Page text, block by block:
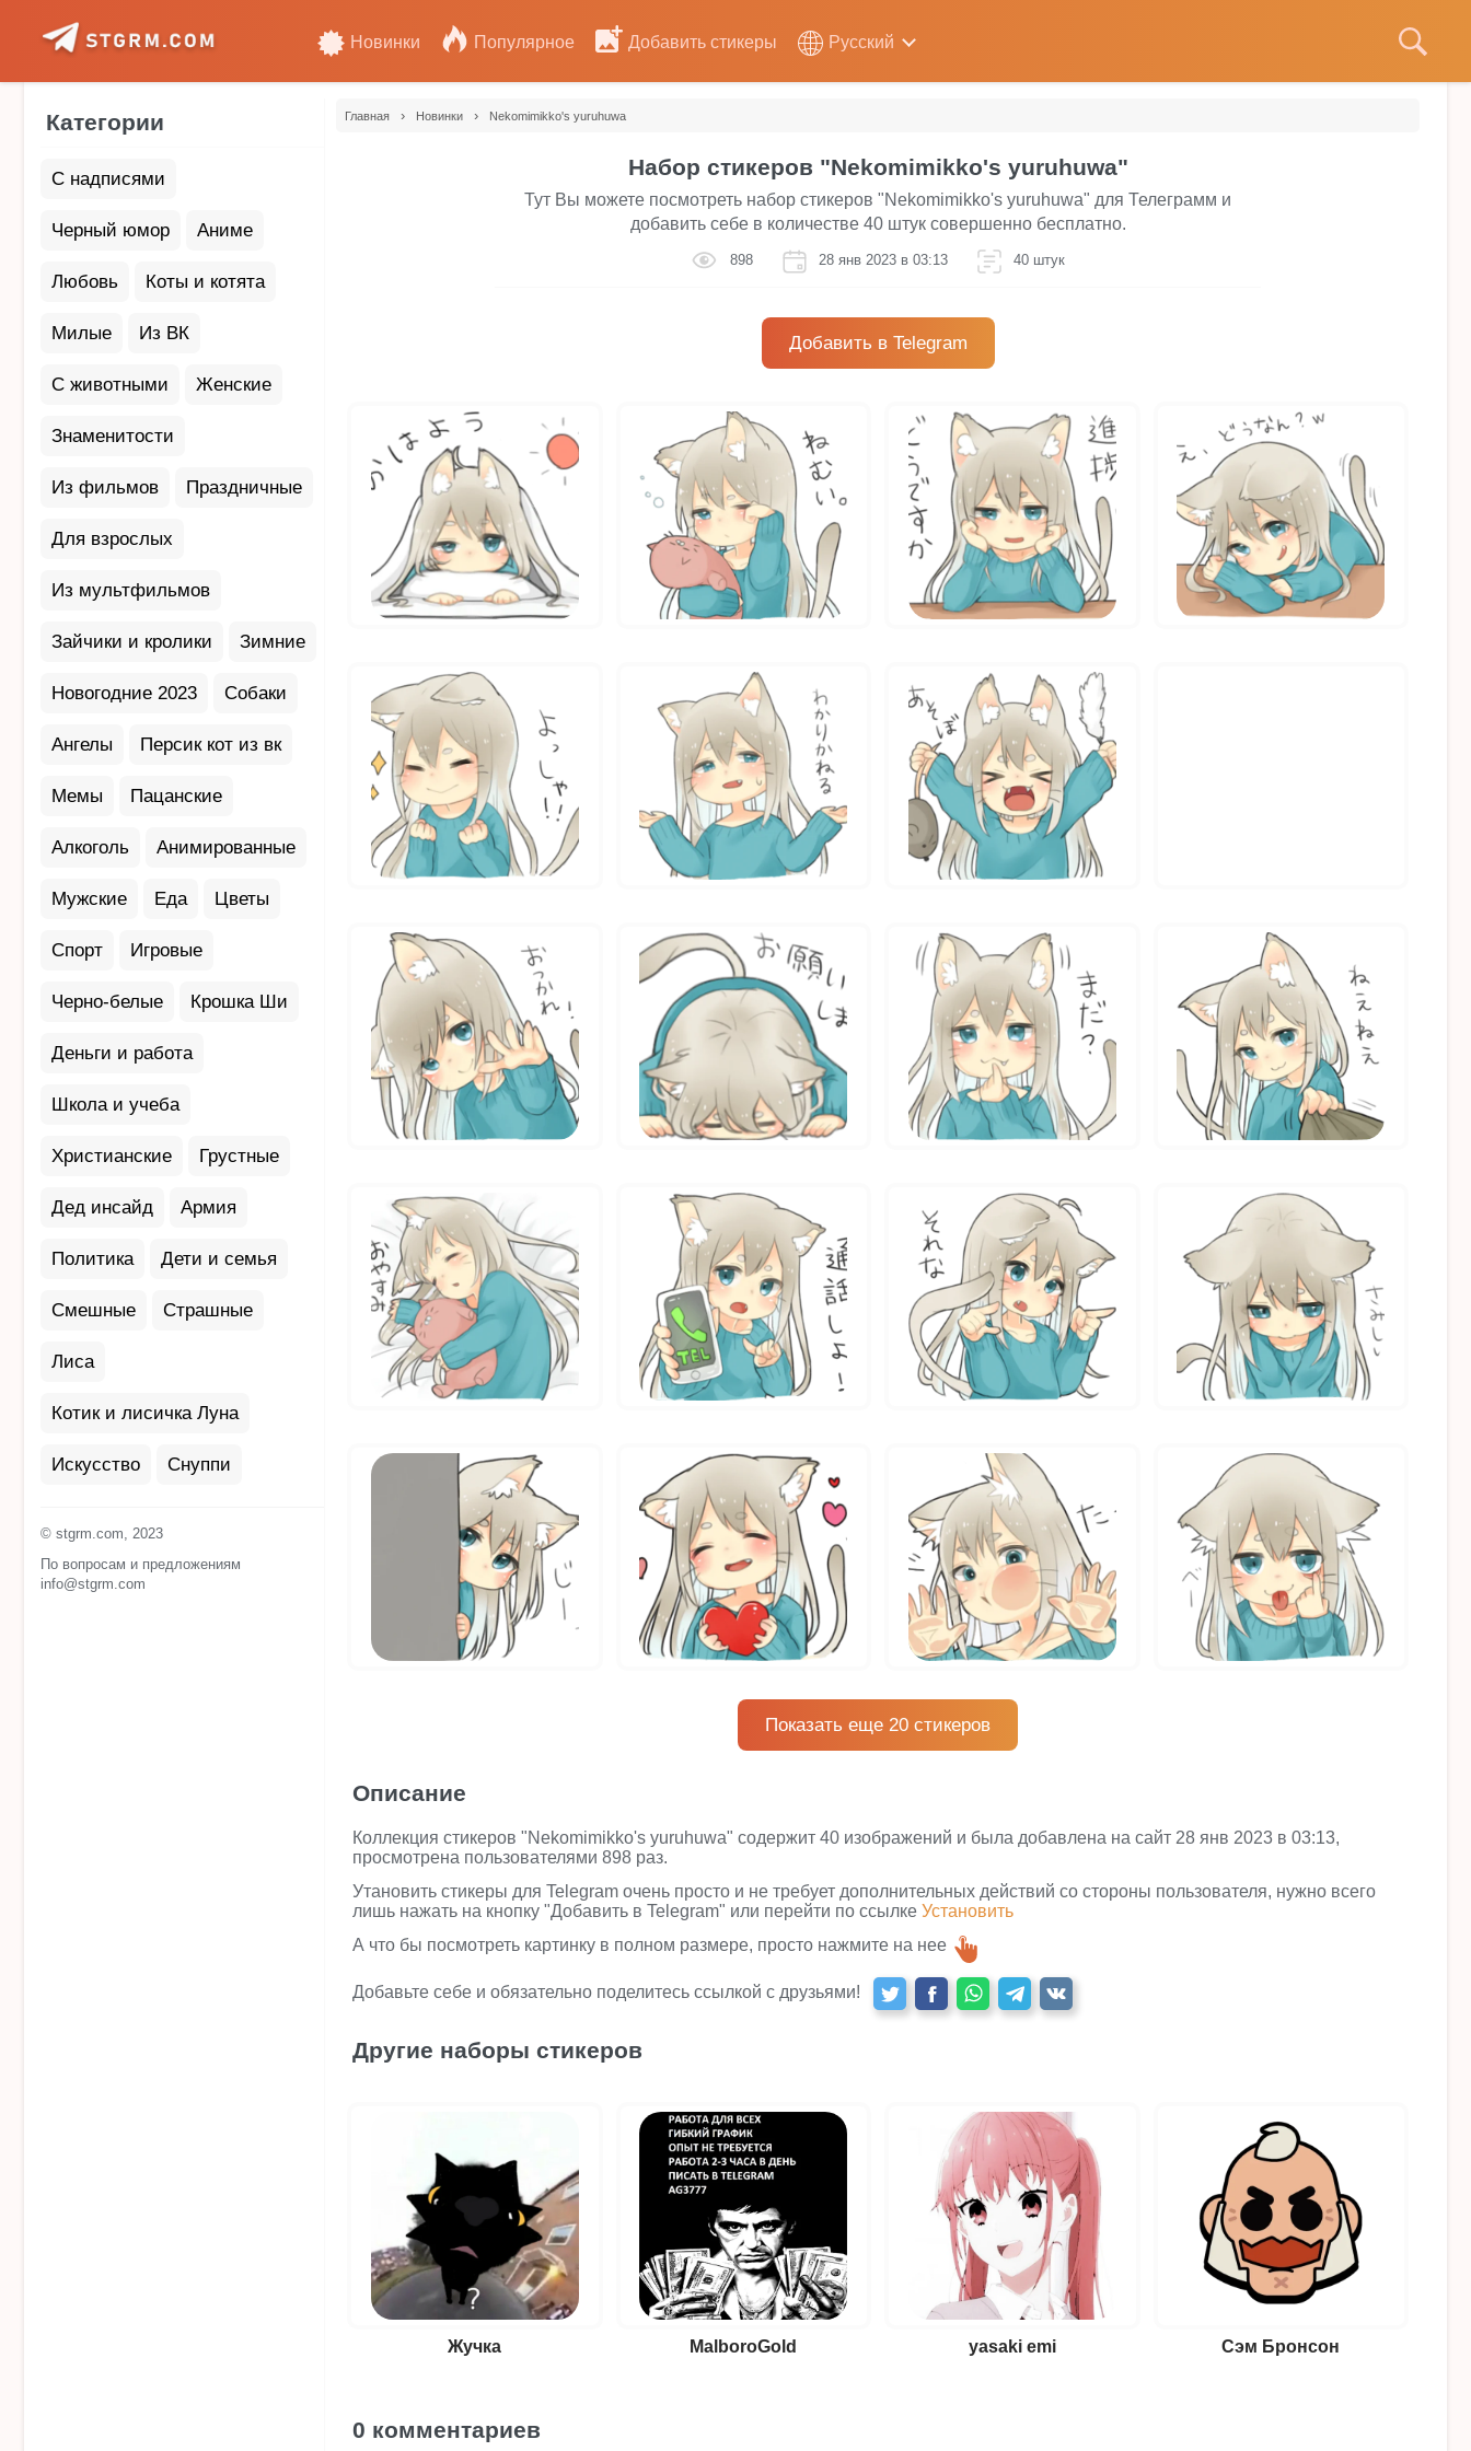
Новинки Популярное Добавить стикеры Русский
Категории
С надписями
Черный юмор Аниме
Любовь Коты и котята
Милые Из ВК
С животными Женские
Знаменитости
Из фильмов Праздничные
Для взрослых
Из мультфильмов
Зайчики и кролики Зимние
Новогодние 2023 Собаки
Ангелы Персик кот из вк
Мемы Пацанские
Алкоголь Анимированные
Мужские Еда Цветы
Спорт Игровые
Черно-белые Крошка Ши
Деньги и работа
Школа и учеба
Христианские Грустные
Дед инсайд Армия
Политика Дети и семья
Смешные Страшные
Лиса
Котик и лисичка Луна
Искусство Снуппи
© stgrm.com, 2023
По вопросам и предложениям
info@stgrm.com
Главная › Новинки › Nekomimikko's yuruhuwa
Набор стикеров "Nekomimikko's yuruhuwa"
Тут Вы можете посмотреть набор стикеров "Nekomimikko's yuruhuwa" для Телеграмм и
добавить себе в количестве 40 штук совершенно бесплатно.
898 28 янв 2023 в 03:13 40 штук
Добавить в Telegram
Показать еще 20 стикеров
Описание
Коллекция стикеров "Nekomimikko's yuruhuwa" содержит 40 изображений и была добавлена на сайт 28 янв 2023 в 03:13,
просмотрена пользователями 898 раз.
Утановить стикеры для Telegram очень просто и не требует дополнительных действий со стороны пользователя, нужно всего
лишь нажать на кнопку "Добавить в Telegram" или перейти по ссылке Установить
А что бы посмотреть картинку в полном размере, просто нажмите на нее
Добавьте себе и обязательно поделитесь ссылкой с друзьями!
Другие наборы стикеров
Жучка MalboroGold yasaki emi Сэм Бронсон
0 комментариев